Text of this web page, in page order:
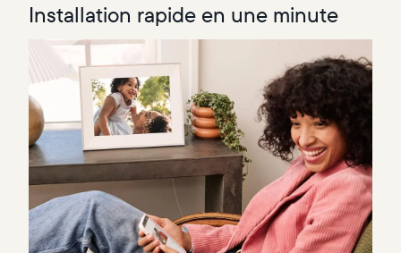
Installation rapide en une minute